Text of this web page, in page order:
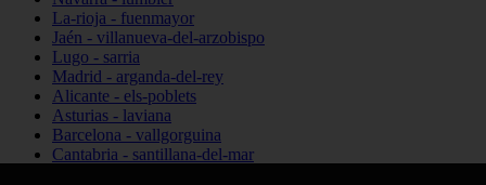
La-rioja - fuenmayor
Jaén - villanueva-del-arzobispo
Lugo - sarria
Madrid - arganda-del-rey
Alicante - els-poblets
Asturias - laviana
Barcelona - vallgorguina
Cantabria - santillana-del-mar